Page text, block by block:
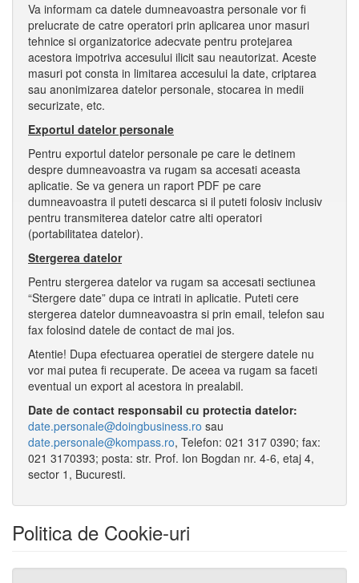
Va informam ca datele dumneavoastra personale vor fi
prelucrate de catre operatori prin aplicarea unor masuri
tehnice si organizatorice adecvate pentru protejarea
acestora impotriva accesului ilicit sau neautorizat. Aceste
masuri pot consta in limitarea accesului la date, criptarea
sau anonimizarea datelor personale, stocarea in medii
securizate, etc.
Exportul datelor personale
Pentru exportul datelor personale pe care le detinem
despre dumneavoastra va rugam sa accesati aceasta
aplicatie. Se va genera un raport PDF pe care
dumneavoastra il puteti descarca si il puteti folosiv inclusiv
pentru transmiterea datelor catre alti operatori
(portabilitatea datelor).
Stergerea datelor
Pentru stergerea datelor va rugam sa accesati sectiunea
“Stergere date” dupa ce intrati in aplicatie. Puteti cere
stergerea datelor dumneavoastra si prin email, telefon sau
fax folosind datele de contact de mai jos.
Atentie! Dupa efectuarea operatiei de stergere datele nu
vor mai putea fi recuperate. De aceea va rugam sa faceti
eventual un export al acestora in prealabil.
Date de contact responsabil cu protectia datelor:
date.personale@doingbusiness.ro sau
date.personale@kompass.ro, Telefon: 021 317 0390; fax:
021 3170393; posta: str. Prof. Ion Bogdan nr. 4-6, etaj 4,
sector 1, Bucuresti.
Politica de Cookie-uri